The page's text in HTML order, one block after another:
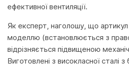
ефективної вентиляції.
Як експерт, наголошу, що
моделлю (встановлюється з
відрізняється підвищеною
Виготовлені з високласної сталі